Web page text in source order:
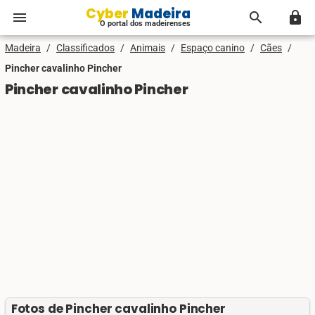
menu Cyber Madeira
O portal dos madeirenses search lock
Madeira / Classificados / Animais / Espaço canino / Cães /
Pincher cavalinho Pincher
Pincher cavalinho Pincher
Fotos de Pincher cavalinho Pincher